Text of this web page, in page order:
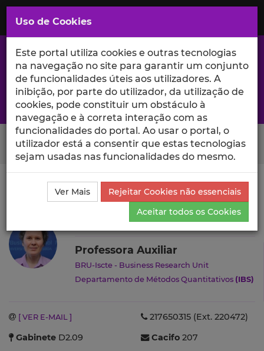
Saltar
para
Conteúdo
Principal
A excelência da investigação e ciência no Iscte
Search Button
Ciência_Iscte Autores Maria Gabriela Silva
Ensino
e Orientações
Maria Gabriela Silva
Professora Auxiliar
BRU-Iscte - Business Research Unit
Departamento de Métodos Quantitativos (IBS)
[ VER E-MAIL ]
217650315 (Ext. 220472)
Gabinete D2.09 Cacifo 207
Uso de Cookies
Este portal utiliza cookies e outras tecnologias
na navegação no site para garantir um conjunto
de funcionalidades úteis aos utilizadores. A
inibição, por parte do utilizador, da utilização de
cookies, pode constituir um obstáculo à
navegação e à correta interação com as
funcionalidades do portal. Ao usar o portal, o
utilizador está a consentir que estas tecnologias
sejam usadas nas funcionalidades do mesmo.
Ver Mais
Rejeitar Cookies não essenciais
Aceitar todos os Cookies